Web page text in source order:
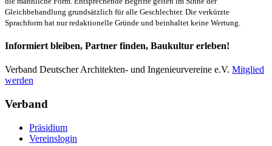
Gleichbehandlung grundsätzlich für alle Geschlechter. Die verkürzte
Sprachform hat nur redaktionelle Gründe und beinhaltet keine Wertung.
Informiert bleiben, Partner finden, Baukultur erleben!
Verband Deutscher Architekten- und Ingenieurvereine e.V. Mitglied
werden
Verband
Präsidium
Vereinslogin